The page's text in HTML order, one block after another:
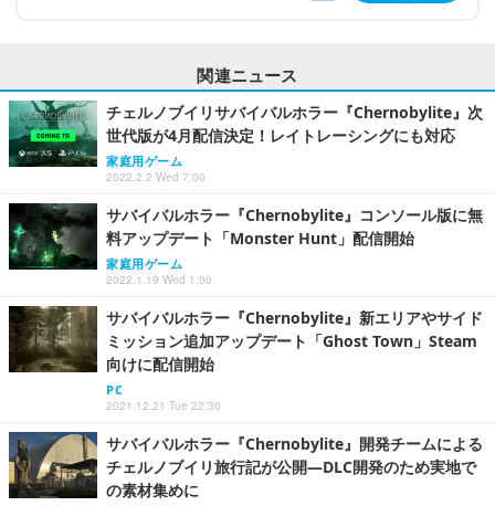
関連ニュース
チェルノブイリサバイバルホラー『Chernobylite』次
世代版が4月配信決定！レイトレーシングにも対応
家庭用ゲーム
2022.2.2 Wed 7:00
サバイバルホラー『Chernobylite』コンソール版に無
料アップデート「Monster Hunt」配信開始
家庭用ゲーム
2022.1.19 Wed 1:00
サバイバルホラー『Chernobylite』新エリアやサイド
ミッション追加アップデート「Ghost Town」Steam
向けに配信開始
PC
2021.12.21 Tue 22:30
サバイバルホラー『Chernobylite』開発チームによる
チェルノブイリ旅行記が公開―DLC開発のため実地で
の素材集めに